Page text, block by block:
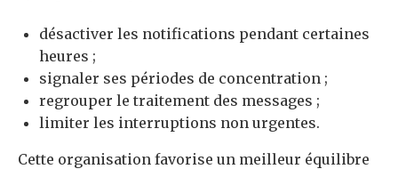
désactiver les notifications pendant certaines
heures ;
signaler ses périodes de concentration ;
regrouper le traitement des messages ;
limiter les interruptions non urgentes.
Cette organisation favorise un meilleur équilibre